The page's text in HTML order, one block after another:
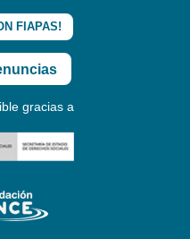
FIAPAS!
gracias a